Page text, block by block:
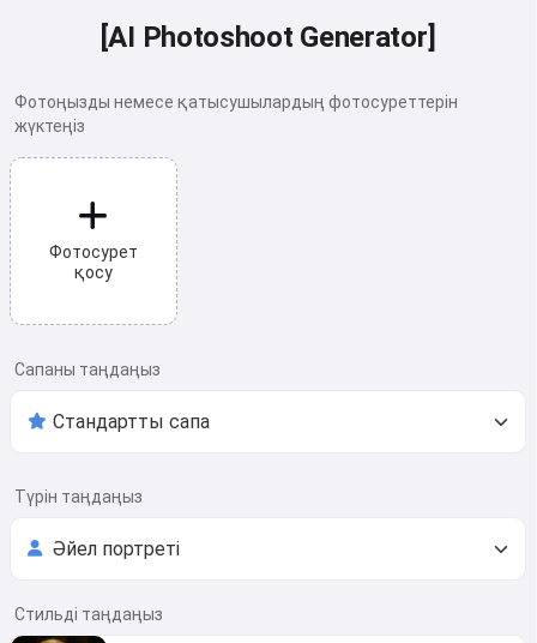
[AI Photoshoot Generator]
Фотоңызды немесе қатысушылардың фотосуреттерін
жүктеңіз
Фотосурет
қосу
Сапаны таңдаңыз
Түрін таңдаңыз
Стильді таңдаңыз